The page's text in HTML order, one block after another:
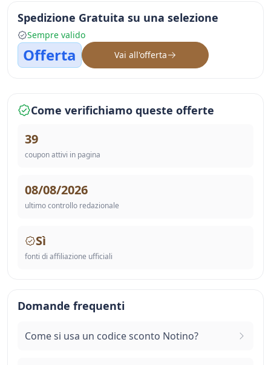
Spedizione Gratuita su una selezione
Sempre valido
Offerta Vai all'offerta
Come verifichiamo queste offerte
39
coupon attivi in pagina
08/08/2026
ultimo controllo redazionale
Sì
fonti di affiliazione ufficiali
Domande frequenti
Come si usa un codice sconto Notino?